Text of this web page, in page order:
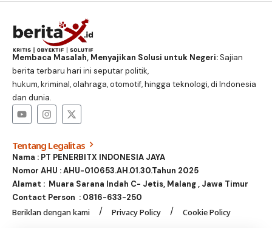
Membaca Masalah, Menyajikan Solusi untuk Negeri:Sajian
berita terbaru hari ini seputar politik,
hukum, kriminal, olahraga, otomotif, hingga teknologi, di Indonesia
dan dunia.
Tentang Legalitas
Nama : PT PENERBITX INDONESIA JAYA
Nomor AHU : AHU-010653.AH.01.30.Tahun 2025
Alamat : Muara Sarana Indah C- Jetis, Malang , Jawa Timur
Contact Person : 0816-633-250
Beriklan dengan kami Privacy Policy Cookie Policy